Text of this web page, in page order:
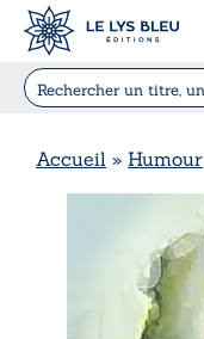
Accueil » Humour